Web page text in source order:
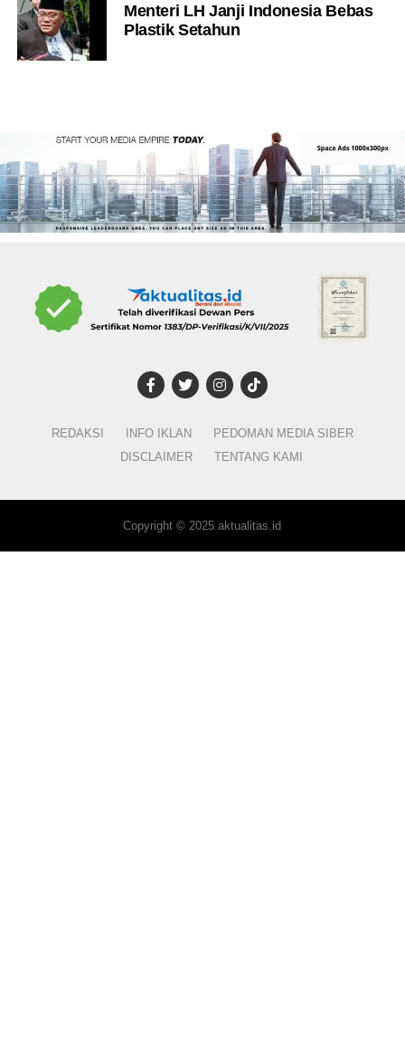
Menteri LH Janji Indonesia Bebas
Plastik Setahun
REDAKSI INFO IKLAN
PEDOMAN MEDIA SIBER
DISCLAIMER
TENTANG KAMI
Copyright © 2025 aktualitas.id